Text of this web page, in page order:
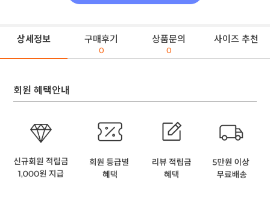
상세정보 구매후기
0
상품문의
0
사이즈 추천
회원 혜택안내